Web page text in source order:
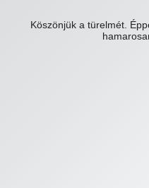
Köszönjük a türelmét.